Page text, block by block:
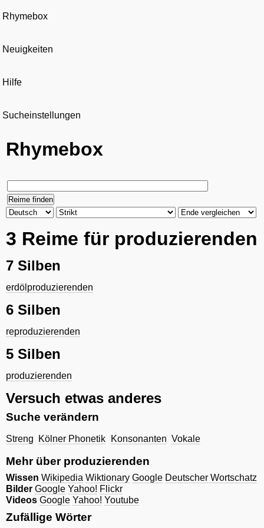
Rhymebox
Neuigkeiten
Hilfe
Sucheinstellungen
Rhymebox
3 Reime für produzierenden
7 Silben
erdölproduzierenden
6 Silben
reproduzierenden
5 Silben
produzierenden
Versuch etwas anderes
Suche verändern
Streng Kölner Phonetik Konsonanten Vokale
Mehr über produzierenden
Wissen Wikipedia Wiktionary Google Deutscher Wortschatz
Bilder Google Yahoo! Flickr
Videos Google Yahoo! Youtube
Zufällige Wörter